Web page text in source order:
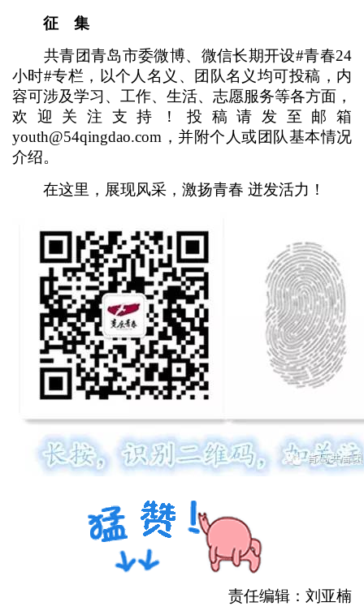
征 集
共青团青岛市委微博、微信长期开设#青春24
小时#专栏，以个人名义、团队名义均可投稿，内
容可涉及学习、工作、生活、志愿服务等各方面，
欢迎关注支持！投稿请发至邮箱
youth@54qingdao.com，并附个人或团队基本情况
介绍。
在这里，展现风采，激扬青春 迸发活力！
责任编辑：刘亚楠